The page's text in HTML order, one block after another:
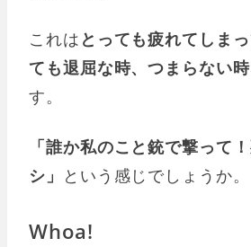
これは とっても疲れてしま
ても退屈な時、つまらない時
す。
「誰か私のこと銃で撃って
シ」 という感じでしょうか。
Whoa!